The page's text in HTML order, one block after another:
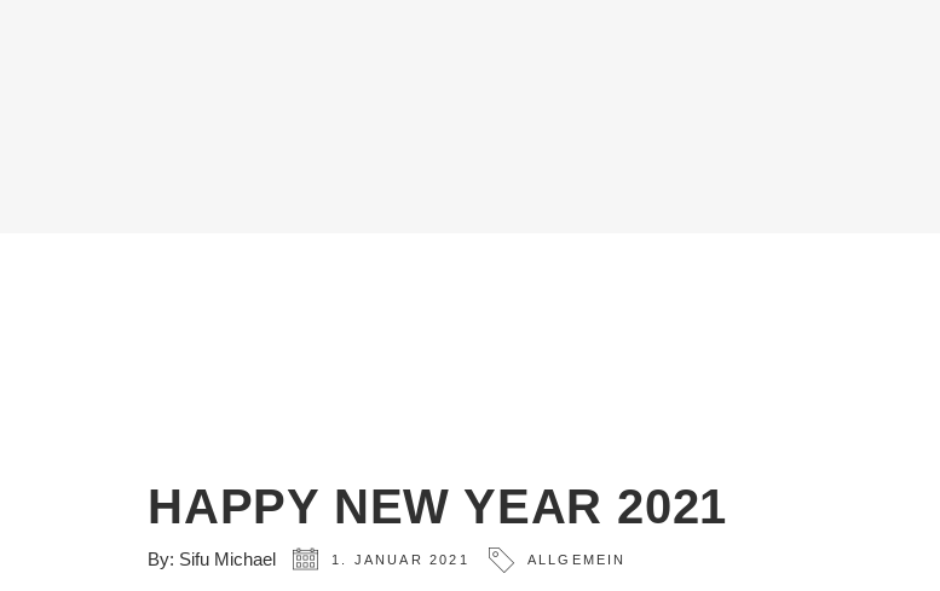
HAPPY NEW YEAR 2021
By: Sifu Michael 1. JANUAR 2021 ALLGEMEIN